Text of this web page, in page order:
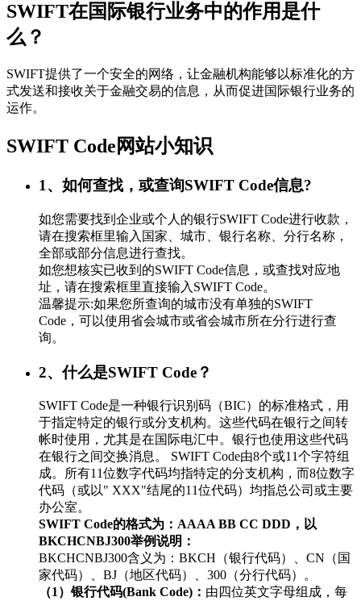
SWIFT在国际银行业务中的作用是什
么？
SWIFT提供了一个安全的网络，让金融机构能够以标准化的方
式发送和接收关于金融交易的信息，从而促进国际银行业务的
运作。
SWIFT Code网站小知识
1、如何查找，或查询SWIFT Code信息?
如您需要找到企业或个人的银行SWIFT Code进行收款，
请在搜索框里输入国家、城市、银行名称、分行名称，
全部或部分信息进行查找。
如您想核实已收到的SWIFT Code信息，或查找对应地
址，请在搜索框里直接输入SWIFT Code。
温馨提示:如果您所查询的城市没有单独的SWIFT
Code，可以使用省会城市或省会城市所在分行进行查
询。
2、什么是SWIFT Code？
SWIFT Code是一种银行识别码（BIC）的标准格式，用
于指定特定的银行或分支机构。这些代码在银行之间转
帐时使用，尤其是在国际电汇中。银行也使用这些代码
在银行之间交换消息。 SWIFT Code由8个或11个字符组
成。所有11位数字代码均指特定的分支机构，而8位数字
代码（或以" XXX"结尾的11位代码）均指总公司或主要
办公室。
SWIFT Code的格式为：AAAA BB CC DDD，以
BKCHCNBJ300举例说明：
BKCHCNBJ300含义为：BKCH（银行代码）、CN（国
家代码）、BJ（地区代码）、300（分行代码）。
（1）银行代码(Bank Code)： 由四位英文字母组成，每